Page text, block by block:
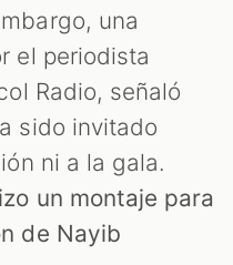
una
el periodista
Radio, señaló
sido invitado
ni a la gala.
un montaje para
de Nayib